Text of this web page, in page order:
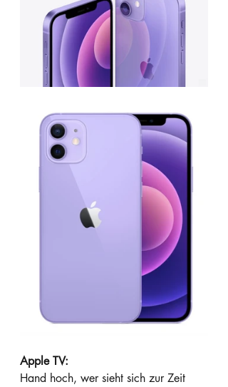
Apple TV:
Hand hoch, wer sieht sich zur Zeit